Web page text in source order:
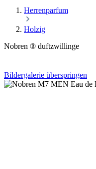
Herrenparfum
Holzig
Nobren ® duftzwillinge
Bildergalerie überspringen